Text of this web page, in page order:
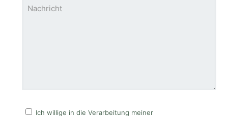
Ich willige in die Verarbeitung meiner